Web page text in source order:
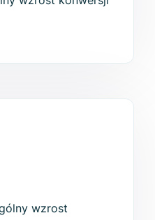
wzrost